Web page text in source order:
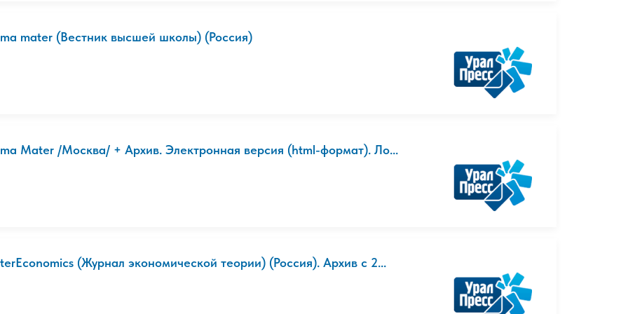
mater (Вестник высшей школы) (Россия)
Mater /Москва/ + Архив. Электронная версия (html-формат). Ло...
(Журнал экономической теории) (Россия). Архив с 2...